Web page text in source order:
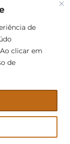
clicar em
de
Residencial